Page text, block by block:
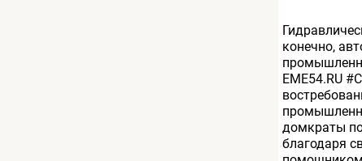
конечно,
EME54.RU
домкраты
благодаря